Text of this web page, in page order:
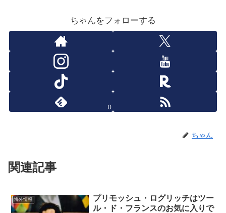
ちゃんをフォローする
0
ちゃん
関連記事
海外情報
プリモッシュ・ログリッチはツー
ル・ド・フランスのお気に入りで